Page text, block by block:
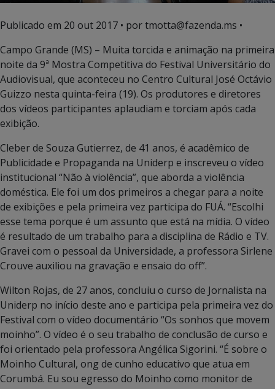
Publicado em 20 out 2017 • por tmotta@fazenda.ms •
Campo Grande (MS) – Muita torcida e animação na primeira
noite da 9ª Mostra Competitiva do Festival Universitário do
Audiovisual, que aconteceu no Centro Cultural José Octávio
Guizzo nesta quinta-feira (19). Os produtores e diretores
dos vídeos participantes aplaudiam e torciam após cada
exibição.
Cleber de Souza Gutierrez, de 41 anos, é acadêmico de
Publicidade e Propaganda na Uniderp e inscreveu o vídeo
institucional “Não à violência”, que aborda a violência
doméstica. Ele foi um dos primeiros a chegar para a noite
de exibições e pela primeira vez participa do FUÁ. “Escolhi
esse tema porque é um assunto que está na mídia. O vídeo
é resultado de um trabalho para a disciplina de Rádio e TV.
Gravei com o pessoal da Universidade, a professora Sirlene
Crouve auxiliou na gravação e ensaio do off”.
Wilton Rojas, de 27 anos, concluiu o curso de Jornalista na
Uniderp no início deste ano e participa pela primeira vez do
Festival com o vídeo documentário “Os sonhos que movem
moinho”. O vídeo é o seu trabalho de conclusão de curso e
foi orientado pela professora Angélica Sigorini. “É sobre o
Moinho Cultural, ong de cunho educativo que atua em
Corumbá. Eu sou egresso do Moinho como monitor de